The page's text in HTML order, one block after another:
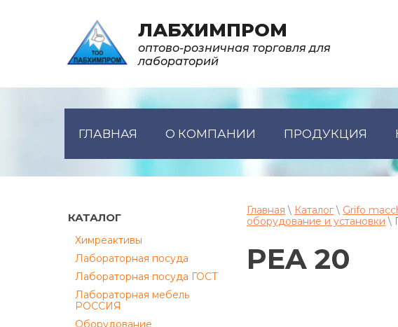
ЛАБХИМПРОМ
оптово-розничная торговля для
лабораторий
ГЛАВНАЯ О КОМПАНИИ ПРОДУКЦИЯ
КАТАЛОГ
Химреактивы
Лабораторная посуда
Лабораторная посуда ГОСТ
Лабораторная мебель
РОССИЯ
Оборудование
Главная \ Каталог\ Grifo
оборудование и установки \
PEA 20